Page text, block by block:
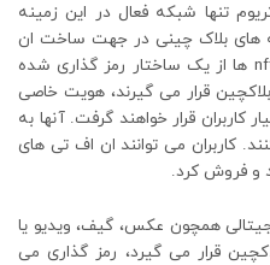
تنها شبکه فعال در این زمینه
های بلاک چینی در جهت ساخت ان
اف تی استفاده نمود. از آنجایی که nft ها از یک ساختار رمز گذاری شده
قرار می گیرند، هویت خاصی
کاربران قرار خواهند گرفت. آنها به
کاربران می توانند ان اف تی های
و فروش کرد.
همچون عکس، گیف، ویدیو یا
قرار می گیرد، رمز گذاری می